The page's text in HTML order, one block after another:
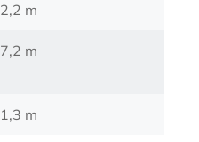
2,2 m
7,2 m
1,3 m